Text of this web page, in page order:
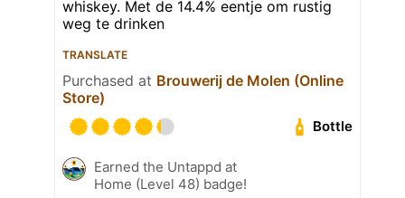
whiskey. Met de 14.4% eentje om rustig
weg te drinken
TRANSLATE
Purchased at Brouwerij de Molen (Online
Store)
Bottle
Earned the Untappd at
Home (Level 48) badge!